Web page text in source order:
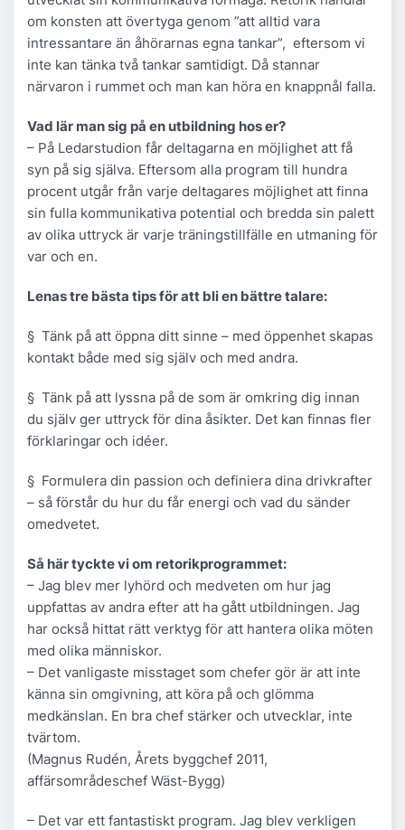
om konsten att övertyga genom ”att alltid vara
intressantare än åhörarnas egna tankar”, eftersom vi
inte kan tänka två tankar samtidigt. Då stannar
närvaron i rummet och man kan höra en knappnål falla.
Vad lär man sig på en utbildning hos er?
– På Ledarstudion får deltagarna en möjlighet att få
syn på sig själva. Eftersom alla program till hundra
procent utgår från varje deltagares möjlighet att finna
sin fulla kommunikativa potential och bredda sin palett
av olika uttryck är varje träningstillfälle en utmaning för
var och en.
Lenas tre bästa tips för att bli en bättre talare:
§ Tänk på att öppna ditt sinne – med öppenhet skapas
kontakt både med sig själv och med andra.
§ Tänk på att lyssna på de som är omkring dig innan
du själv ger uttryck för dina åsikter. Det kan finnas fler
förklaringar och idéer.
§ Formulera din passion och definiera dina drivkrafter
– så förstår du hur du får energi och vad du sänder
omedvetet.
Så här tyckte vi om retorikprogrammet:
– Jag blev mer lyhörd och medveten om hur jag
uppfattas av andra efter att ha gått utbildningen. Jag
har också hittat rätt verktyg för att hantera olika möten
med olika människor.
– Det vanligaste misstaget som chefer gör är att inte
känna sin omgivning, att köra på och glömma
medkänslan. En bra chef stärker och utvecklar, inte
tvärtom.
(Magnus Rudén, Årets byggchef 2011,
affärsområdeschef Wäst-Bygg)
– Det var ett fantastiskt program. Jag blev verkligen